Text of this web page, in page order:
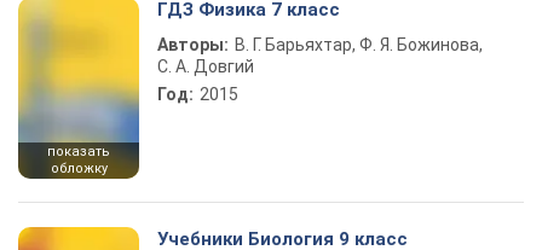
показать
обложку
ГДЗ Физика 7 класс
Авторы: В. Г. Барьяхтар, Ф. Я. Божинова,
С. А. Довгий
Год: 2015
Учебники Биология 9 класс